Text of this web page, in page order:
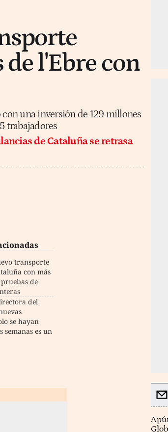
l'Ebre con
una inversión de 129 millones
trabajadores
de Cataluña se retrasa
transporte
con más
de
del
se hayan
semanas es un